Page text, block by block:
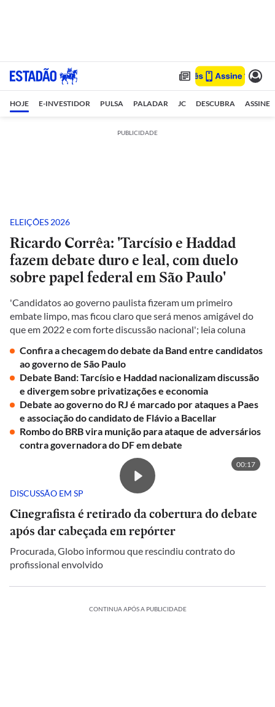
HOJE E-INVESTIDOR PULSA PALADAR JC DESCUBRA ASSINE
PUBLICIDADE
ELEIÇÕES 2026
Ricardo Corrêa: 'Tarcísio e Haddad
fazem debate duro e leal, com duelo
sobre papel federal em São Paulo'
'Candidatos ao governo paulista fizeram um primeiro
embate limpo, mas ficou claro que será menos amigável do
que em 2022 e com forte discussão nacional'; leia coluna
Confira a checagem do debate da Band entre candidatos
ao governo de São Paulo
Debate Band: Tarcísio e Haddad nacionalizam discussão
e divergem sobre privatizações e economia
Debate ao governo do RJ é marcado por ataques a Paes
e associação do candidato de Flávio a Bacellar
Rombo do BRB vira munição para ataque de adversários
contra governadora do DF em debate
00:17
DISCUSSÃO EM SP
Cinegrafista é retirado da cobertura do debate
após dar cabeçada em repórter
Procurada, Globo informou que rescindiu contrato do
profissional envolvido
CONTINUA APÓS A PUBLICIDADE